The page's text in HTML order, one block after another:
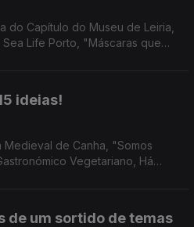
do Capítulo do Museu de Leiria,
Life Porto, "Máscaras que
ideias!
Medieval de Canha, "Somos
Vegetariano, Há
de um sortido de temas